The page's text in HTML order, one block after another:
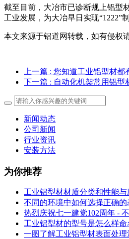
截至目前，大冶市已诊断规上铝型
工业发展，为大冶早日实现“1222”
本文来源于铝道网转载，如有侵权
上一篇 : 您知道工业铝型材都
下一篇 : 自动化机架常用铝型
新闻动态
公司新闻
行业资讯
安装方法
为你推荐
工业铝型材材质分类和性能与
不同的环境中如何选择正确的
热烈庆祝七一建党102周年 -
工业铝型材的型号是怎么样命
一图了解工业铝型材表面处理